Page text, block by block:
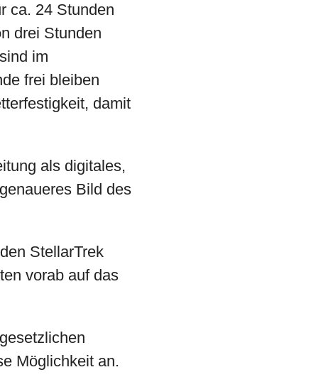
ca. 24 Stunden
drei Stunden
im
frei bleiben
damit
als digitales,
Bild des
StellarTrek
vorab auf das
Möglichkeit an.